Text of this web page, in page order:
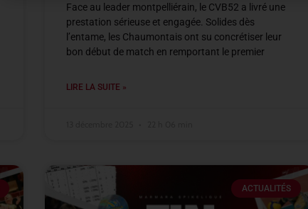
Face au leader montpelliérain, le CVB52 a livré une
prestation sérieuse et engagée. Solides dès
l’entame, les Chaumontais ont su concrétiser leur
bon début de match en remportant le premier
LIRE LA SUITE »
ACTUALITÉS